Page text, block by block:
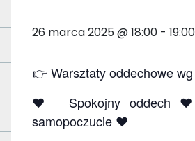
26 marca 2025 @ 18:00 - 19:00
👉 Warsz­taty odde­chowe
❤️ Spokojny oddech ❤️
samopoczucie ❤️